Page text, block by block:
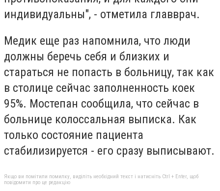
индивидуальны", - отметила главврач.
Медик еще раз напомнила, что люди
должны беречь себя и близких и
стараться не попасть в больницу, так как
в столице сейчас заполненность коек
95%. Мостепан сообщила, что сейчас в
больнице колоссальная выписка. Как
только состояние пациента
стабилизируется - его сразу выписывают.
Якщо ви помітили помилку, виділіть необхідний текст і натисніть Ctrl + Enter, щоб
повідомити про це редакцію